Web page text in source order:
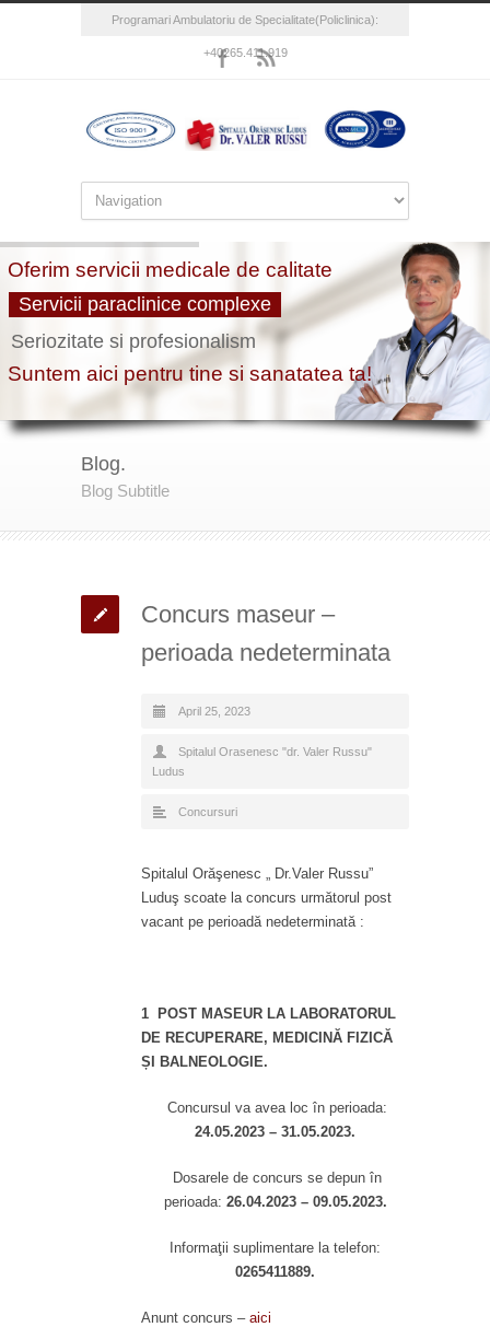
Programari Ambulatoriu de Specialitate(Policlinica):
+40265.411.919
Blog.
Blog Subtitle
Concurs maseur –
perioada nedeterminata
April 25, 2023
Spitalul Orasenesc "dr. Valer Russu"
Ludus
Concursuri
Spitalul Orăşenesc „ Dr.Valer Russu”
Luduş scoate la concurs următorul post
vacant pe perioadă nedeterminată :
1 POST MASEUR LA LABORATORUL
DE RECUPERARE, MEDICINĂ FIZICĂ
ȘI BALNEOLOGIE.
Concursul va avea loc în perioada:
24.05.2023 – 31.05.2023.
Dosarele de concurs se depun în
perioada: 26.04.2023 – 09.05.2023.
Informaţii suplimentare la telefon:
0265411889.
Anunt concurs – aici